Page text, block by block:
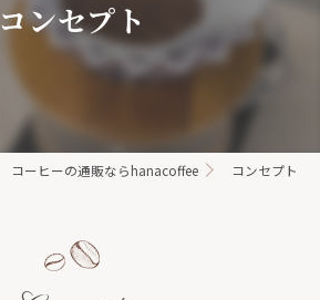
コンセプト
コーヒーの通販ならhanacoffee コンセプト